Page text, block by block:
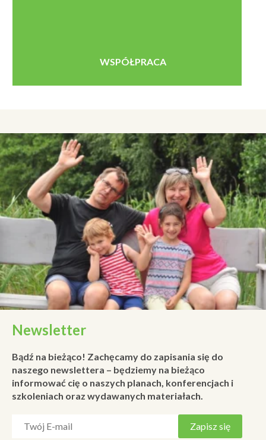
WSPÓŁPRACA
Newsletter
Bądź na bieżąco! Zachęcamy do zapisania się do
naszego newslettera – będziemy na bieżąco
informować cię o naszych planach, konferencjach i
szkoleniach oraz wydawanych materiałach.